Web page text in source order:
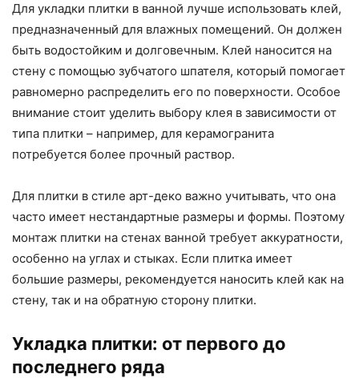
Для укладки плитки в ванной лучше использовать клей,
предназначенный для влажных помещений. Он должен
быть водостойким и долговечным. Клей наносится на
стену с помощью зубчатого шпателя, который помогает
равномерно распределить его по поверхности. Особое
внимание стоит уделить выбору клея в зависимости от
типа плитки – например, для керамогранита
потребуется более прочный раствор.
Для плитки в стиле арт-деко важно учитывать, что она
часто имеет нестандартные размеры и формы. Поэтому
монтаж плитки на стенах ванной требует аккуратности,
особенно на углах и стыках. Если плитка имеет
большие размеры, рекомендуется наносить клей как на
стену, так и на обратную сторону плитки.
Укладка плитки: от первого до
последнего ряда